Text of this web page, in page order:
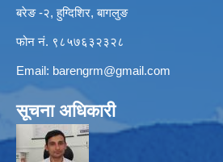
बरेङ -२, हुग्दिशिर, बागलुङ
फोन नं. ९८५७६३२३२८
Email: barengrm@gmail.com
सूचना अधिकारी